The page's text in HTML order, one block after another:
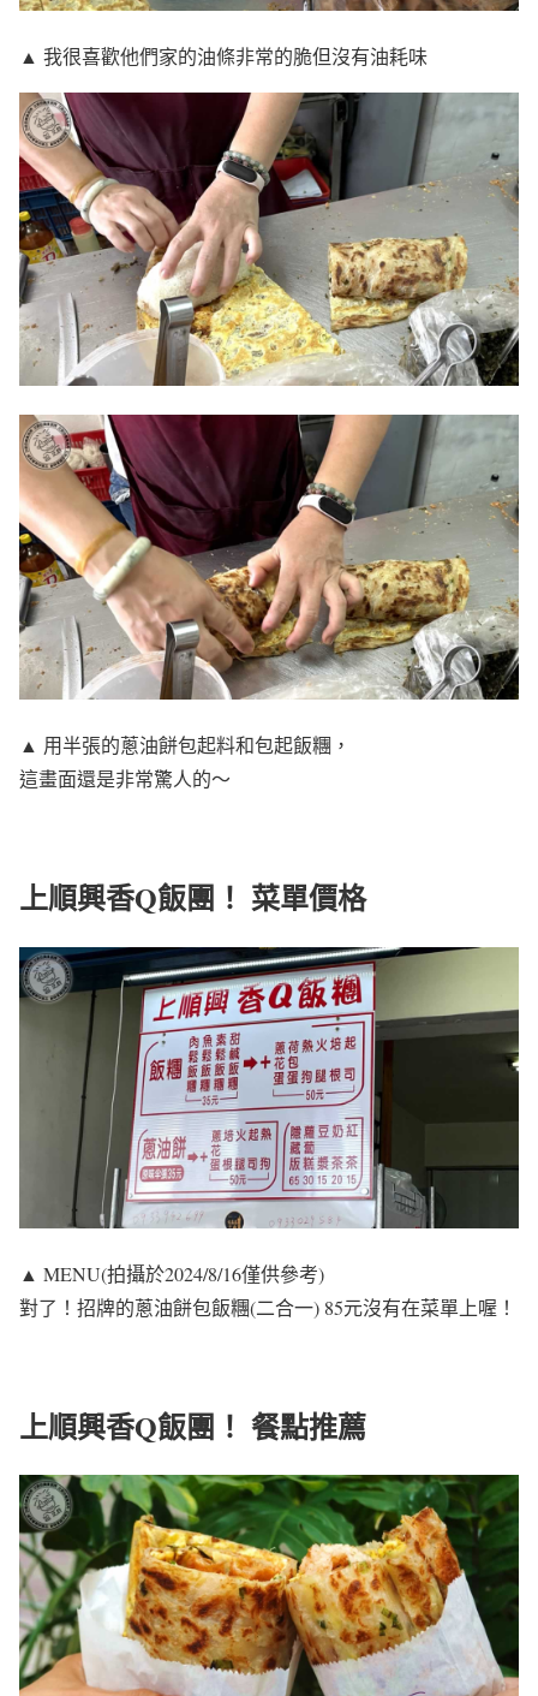
▲ 我很喜歡他們家的油條非常的脆但沒有油耗味
▲ 用半張的蔥油餅包起料和包起飯糰，
這畫面還是非常驚人的～
上順興香Q飯團！ 菜單價格
▲ MENU(拍攝於2024/8/16僅供參考)
對了！招牌的蔥油餅包飯糰(二合一) 85元沒有在菜單上喔！
上順興香Q飯團！ 餐點推薦